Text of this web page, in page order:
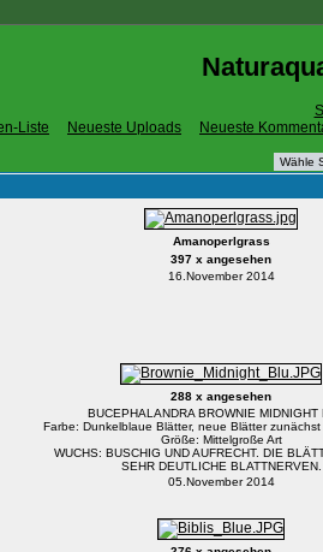
Liste
Neueste Uploads Neueste
Amanoperlgrass
397 x angesehen
16.November 2014
288 x angesehen
BUCEPHALANDRA BROWNIE MIDNIGHT
Farbe: Dunkelblaue Blätter, neue Blätter zunächst
Größe: Mittelgroße Art
WUCHS: BUSCHIG UND AUFRECHT. DIE
SEHR DEUTLICHE BLATTNERVEN.
05.November 2014